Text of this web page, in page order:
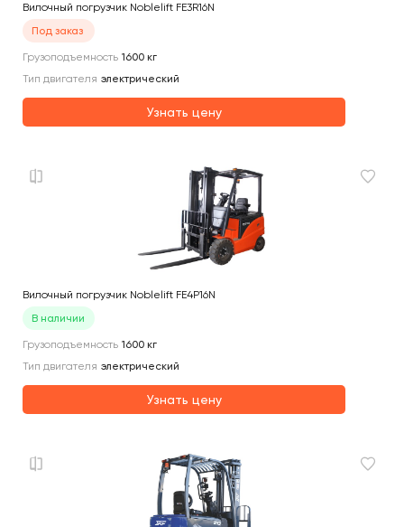
Вилочный погрузчик Noblelift FE3R16N
Под заказ
Грузоподъемность 1600 кг
Тип двигателя электрический
Узнать цену
Вилочный погрузчик Noblelift FE4P16N
В наличии
Грузоподъемность 1600 кг
Тип двигателя электрический
Узнать цену